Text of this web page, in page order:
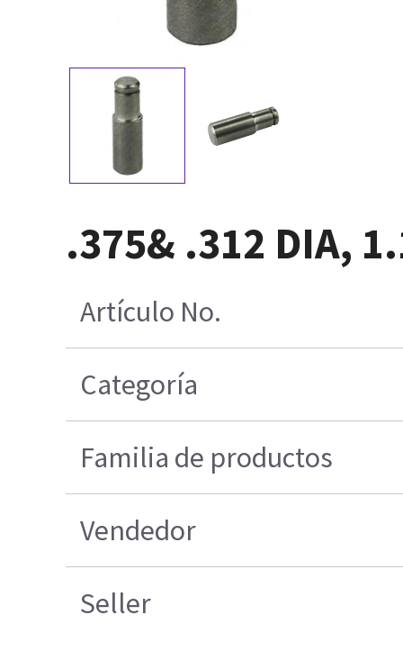
.375& .312 DIA,
Artículo No.
Categoría
Familia de productos
Vendedor
Seller